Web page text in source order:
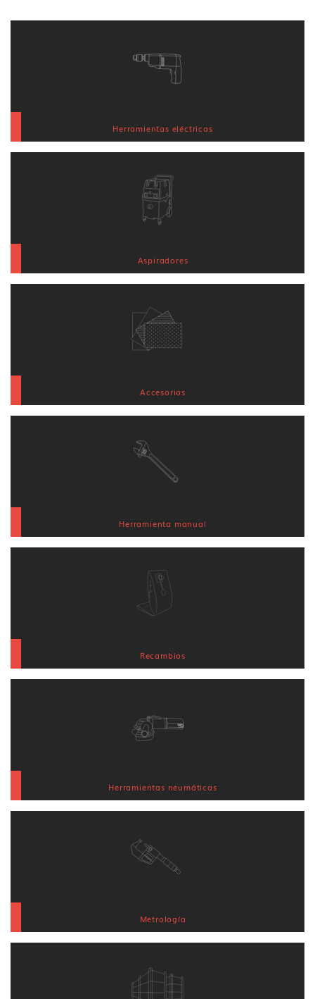
Herramientas eléctricas
Aspiradores
Accesorios
Herramienta manual
Recambios
Herramientas neumáticas
Metrología